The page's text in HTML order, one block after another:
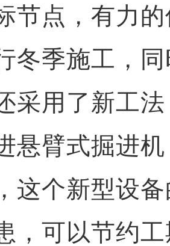
节点，有力
冬季施工，
采用了新工
悬臂式掘进
这个新型设
，可以节约